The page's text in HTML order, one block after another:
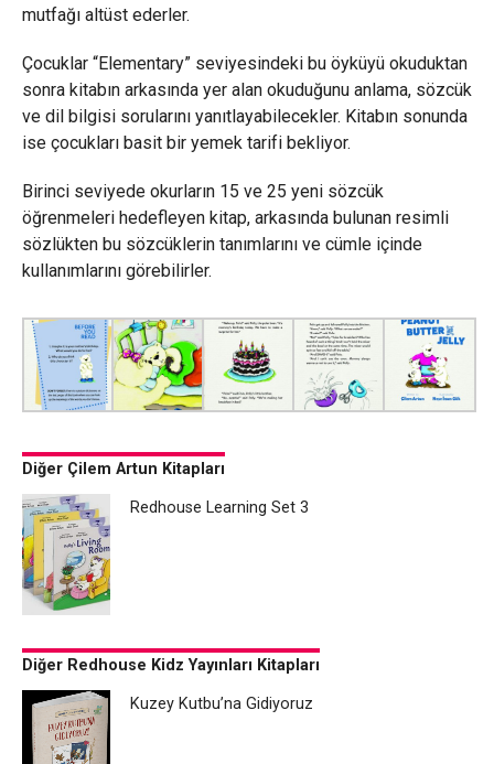
mutfağı altüst ederler.
Çocuklar “Elementary” seviyesindeki bu öyküyü okuduktan
sonra kitabın arkasında yer alan okuduğunu anlama, sözcük
ve dil bilgisi sorularını yanıtlayabilecekler. Kitabın sonunda
ise çocukları basit bir yemek tarifi bekliyor.
Birinci seviyede okurların 15 ve 25 yeni sözcük
öğrenmeleri hedefleyen kitap, arkasında bulunan resimli
sözlükten bu sözcüklerin tanımlarını ve cümle içinde
kullanımlarını görebilirler.
Diğer Çilem Artun Kitapları
Redhouse Learning Set 3
Diğer Redhouse Kidz Yayınları Kitapları
Kuzey Kutbu’na Gidiyoruz